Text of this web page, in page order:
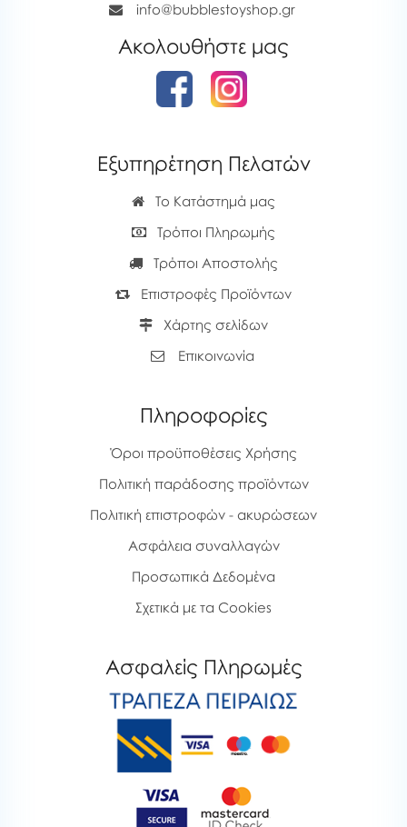
info@bubblestoyshop.gr
Ακολουθήστε μας
Εξυπηρέτηση Πελατών
Το Κατάστημά μας
Τρόποι Πληρωμής
Τρόποι Αποστολής
Επιστροφές Προϊόντων
Χάρτης σελίδων
Επικοινωνία
Πληροφορίες
Όροι προϋποθέσεις Χρήσης
Πολιτική παράδοσης προϊόντων
Πολιτική επιστροφών - ακυρώσεων
Ασφάλεια συναλλαγών
Προσωπικά Δεδομένα
Σχετικά με τα Cookies
Ασφαλείς Πληρωμές